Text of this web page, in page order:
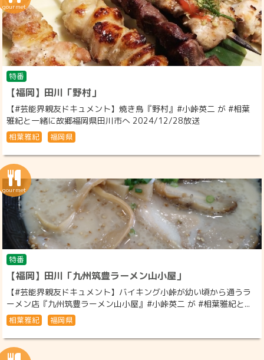
特番
【福岡】田川「野村」
【#芸能界親友ドキュメント】焼き鳥『野村』#小峠英二 が #相葉
雅紀と一緒に故郷福岡県田川市へ 2024/12/28放送
相葉雅紀 福岡県
特番
【福岡】田川「九州筑豊ラーメン山小屋」
【#芸能界親友ドキュメント】バイキング小峠が幼い頃から通うラ
ーメン店『九州筑豊ラーメン山小屋』#小峠英二 が #相葉雅紀と...
相葉雅紀 福岡県